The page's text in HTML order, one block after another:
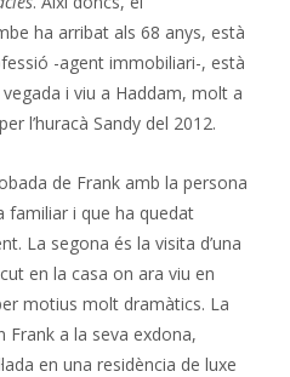
ha arribat als 68 anys, està
-agent immobiliari-, està
i viu a Haddam, molt a
l’huracà Sandy del 2012.
de Frank amb la persona
familiar i que ha quedat
La segona és la visita d’una
en la casa on ara viu en
motius molt dramàtics. La
Frank a la seva exdona,
en una residència de luxe